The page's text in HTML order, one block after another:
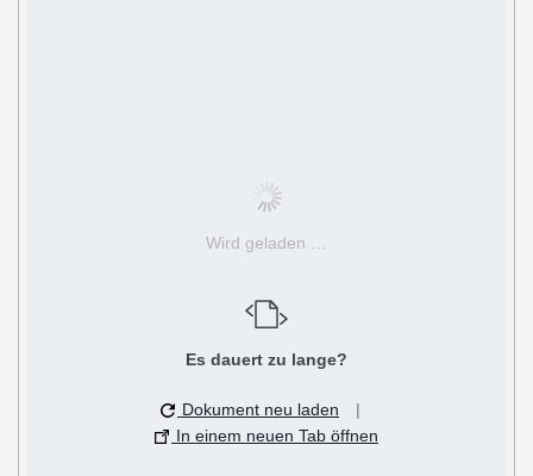
Wird geladen …
Es dauert zu lange?
Dokument neu laden
|
In einem neuen Tab öffnen